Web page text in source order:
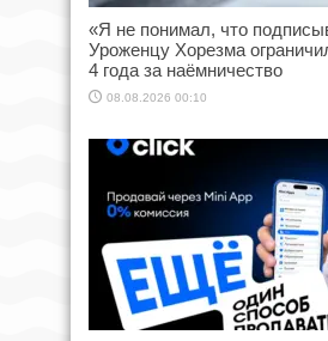
«Я не понимал, что
Уроженцу Хорезма
4 года за наёмничество
08.08.2026 00:10